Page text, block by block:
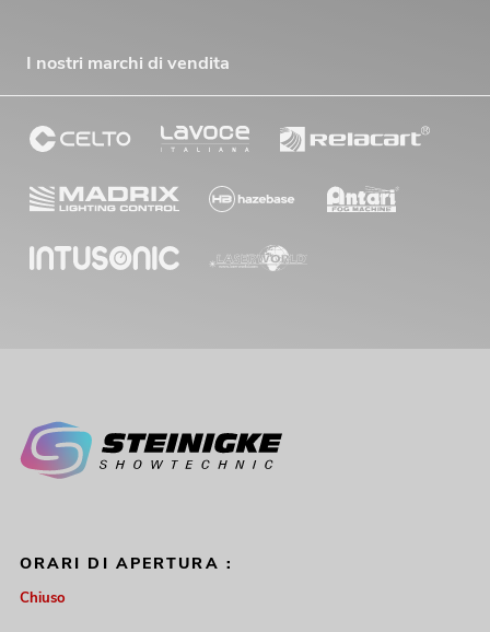
I nostri marchi di vendita
ORARI DI APERTURA :
Chiuso